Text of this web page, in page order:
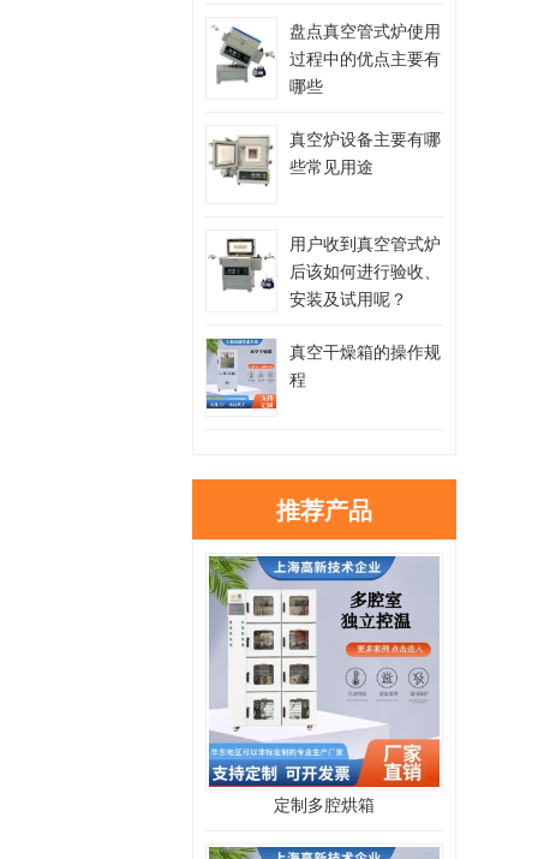
盘点真空管式炉使用
过程中的优点主要有
哪些
真空炉设备主要有哪
些常见用途
用户收到真空管式炉
后该如何进行验收、
安装及试用呢？
真空干燥箱的操作规
程
推荐产品
定制多腔烘箱